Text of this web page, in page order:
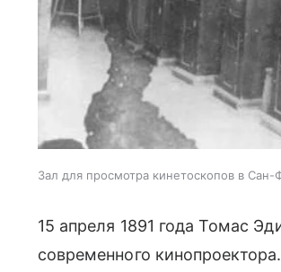
Зал для просмотра кинетоскопов в Сан-
15 апреля 1891 года Томас
современного